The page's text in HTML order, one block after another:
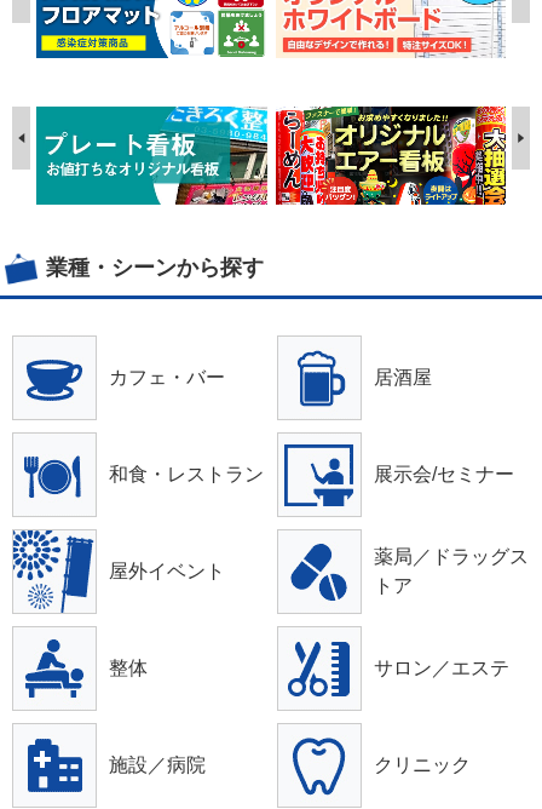
業種・シーンから探す
カフェ・バー 居酒屋
和食・レストラン 展示会/セミナー
屋外イベント
薬局／ドラッグス
トア
整体 サロン／エステ
施設／病院 クリニック